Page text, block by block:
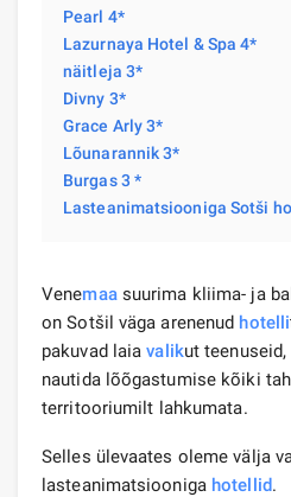
Pearl 4*
Lazurnaya Hotel & Spa 4*
näitleja 3*
Divny 3*
Grace Arly 3*
Lõunarannik 3*
Burgas 3 *
Lasteanimatsiooniga Sotši
Venemaasuurima kliima- ja
on Sotšil väga arenenud hotelli
pakuvad laiavalikut teenuseid,
nautida lõõgastumise kõiki
territooriumilt lahkumata.
Selles ülevaates oleme välja
lasteanimatsiooniga hotellid.